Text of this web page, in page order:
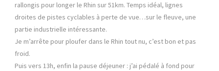
rallongis pour longer le Rhin sur 51km. Temps idéal, lignes
droites de pistes cyclables à perte de vue…sur le fleuve, une
partie industrielle intéressante.
Je m’arrête pour ploufer dans le Rhin tout nu, c’est bon et pas
froid.
Puis vers 13h, enfin la pause déjeuner : j’ai pédalé à fond pour